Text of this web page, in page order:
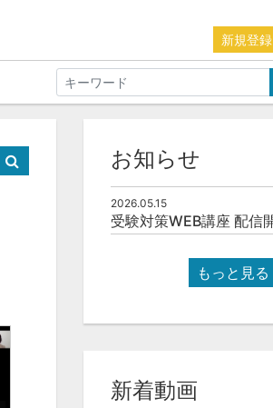
新規登録
お知らせ
2026.05.15
もっと見る
新着動画